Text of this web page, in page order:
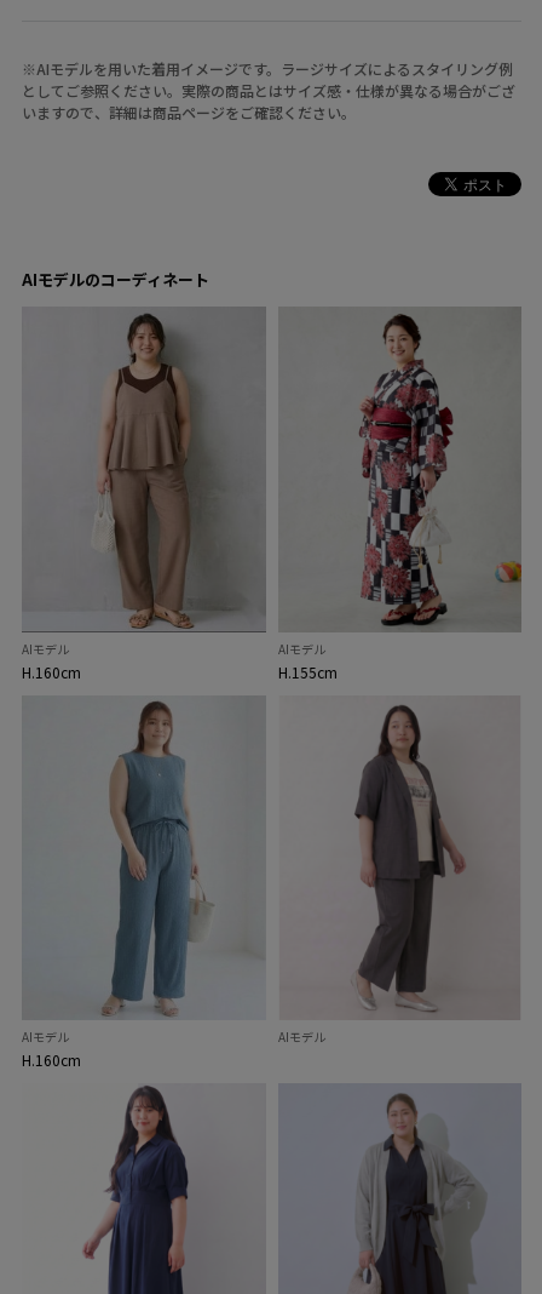
※AIモデルを用いた着用イメージです。ラージサイズによるスタイリング例
としてご参照ください。実際の商品とはサイズ感・仕様が異なる場合がござ
いますので、詳細は商品ページをご確認ください。
AIモデルのコーディネート
AIモデル
H.160cm
AIモデル
H.155cm
AIモデル
H.160cm
AIモデル